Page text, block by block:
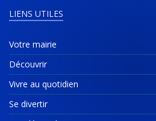
LIENS UTILES
Votre mairie
Découvrir
Vivre au quotidien
Se divertir